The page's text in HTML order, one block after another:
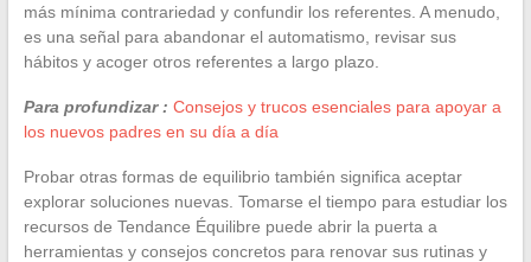
más mínima contrariedad y confundir los referentes. A menudo,
es una señal para abandonar el automatismo, revisar sus
hábitos y acoger otros referentes a largo plazo.
Para profundizar : Consejos y trucos esenciales para apoyar a
los nuevos padres en su día a día
Probar otras formas de equilibrio también significa aceptar
explorar soluciones nuevas. Tomarse el tiempo para estudiar los
recursos de Tendance Équilibre puede abrir la puerta a
herramientas y consejos concretos para renovar sus rutinas y